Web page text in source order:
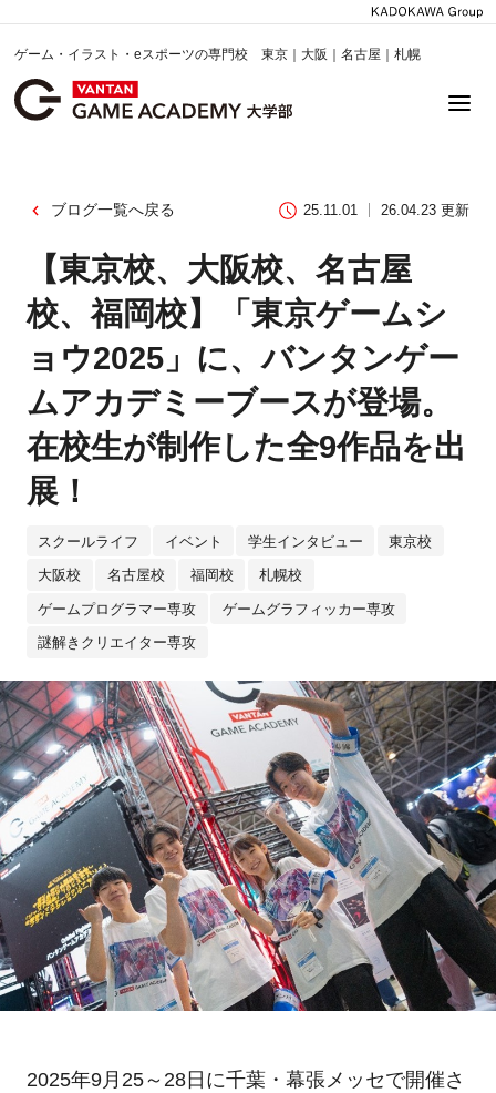
ゲーム・イラスト・eスポーツの専門校 東京｜大阪｜名古屋｜札幌
ブログ一覧へ戻る 25.11.01 26.04.23 更新
【東京校、大阪校、名古屋
校、福岡校】「東京ゲームシ
ョウ2025」に、バンタンゲー
ムアカデミーブースが登場。
在校生が制作した全9作品を出
展！
スクールライフ イベント 学生インタビュー 東京校
大阪校 名古屋校 福岡校 札幌校
ゲームプログラマー専攻 ゲームグラフィッカー専攻
謎解きクリエイター専攻
2025年9月25～28日に千葉・幕張メッセで開催さ